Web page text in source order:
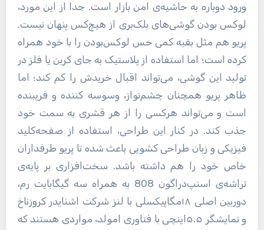
ورود دوباره به حاشیه‌ی امن بازار است. جدا از این مورد،
لوکس بودن گوشی‌های بلک‌بری از هیچ‌کس پنهان نیست.
پریو هم مثل بقیه کمی حس لوکس‌بودن را با خود همراه
کرده است؛ اما استفاده از پلاستیک به‌ جای کربن یا فلز در
تولید این گوشی، می‌تواند اقبال خریدش را کم کند؛ اما
ظاهر پریو همچنان چشم‌نواز، وسوسه کننده و فریبنده
است و می‌تواند هرکسی را از هر قشری به سمت خود
جذب کند. در کنار این طراحی، استفاده از صفحه‌کلید
فیزیکی و زبان طراحی کشویی باعث شده تا پریو طرفداران
خاص خود را هم داشته باشد. سخت‌افزاری بر پایه‌ی
تراشه‌ی اسنپ‌دراگون 808 به همراه سه گیگابایت رم،
دوربین اصلی ۱۸مگاپیکسلی با لنز شرکت اشنایدر کروزناخ
و نمایشگر ۵.۵اینچی با فناوری امولد، مواردی هستند که